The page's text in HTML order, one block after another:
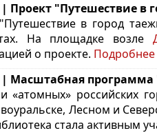
| Проект "Путешествие в
в город
На площадке возле
о проекте. Подробнее
| Масштабная программа
«атомных» российских
Лесном и
стала активным